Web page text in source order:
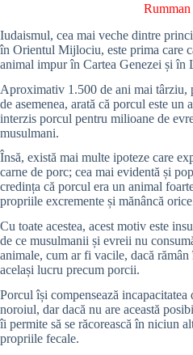
Iudaismul, cea mai veche dintre
în Orientul Mijlociu, este prima care
animal impur în Cartea Genezei și în
Aproximativ 1.500 de ani mai târziu,
de asemenea, arată că porcul este
interzis porcul pentru milioane de
musulmani.
Însă, există mai multe ipoteze care
carne de porc; cea mai evidentă și
credința că porcul era un animal
propriile excremente și mănâncă
Cu toate acestea, acest motiv este
de ce musulmanii și evreii nu
animale, cum ar fi vacile, dacă
același lucru precum porcii.
Porcul își compensează
noroiul, dar dacă nu are această
îi permite să se răcorească în niciun
propriile fecale.